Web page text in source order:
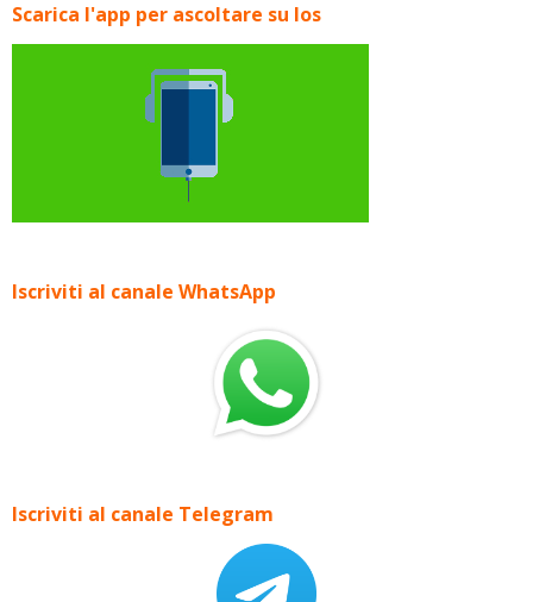
Scarica l'app per ascoltare su Ios
Iscriviti al canale WhatsApp
Iscriviti al canale Telegram